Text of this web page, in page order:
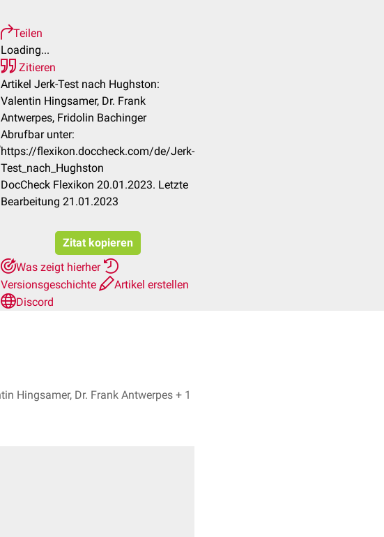
Teilen
Loading...
Zitieren
Artikel Jerk-Test nach Hughston:
Valentin Hingsamer, Dr. Frank
Antwerpes, Fridolin Bachinger
Abrufbar unter:
https://flexikon.doccheck.com/de/Jerk-
Test_nach_Hughston
DocCheck Flexikon 20.01.2023. Letzte
Bearbeitung 21.01.2023
Zitat kopieren
Was zeigt hierher
Versionsgeschichte
Artikel erstellen
Discord
Valentin Hingsamer, Dr. Frank Antwerpes + 1